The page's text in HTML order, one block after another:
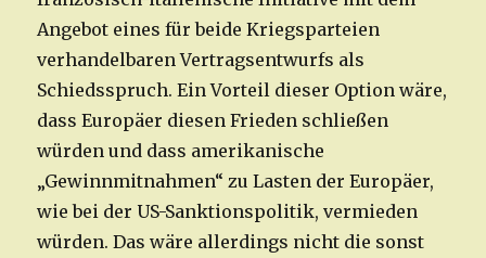
Angebot eines für beide Kriegsparteien
verhandelbaren Vertragsentwurfs als
Schiedsspruch. Ein Vorteil dieser Option wäre,
dass Europäer diesen Frieden schließen
würden und dass amerikanische
„Gewinnmitnahmen“ zu Lasten der Europäer,
wie bei der US-Sanktionspolitik, vermieden
würden. Das wäre allerdings nicht die sonst